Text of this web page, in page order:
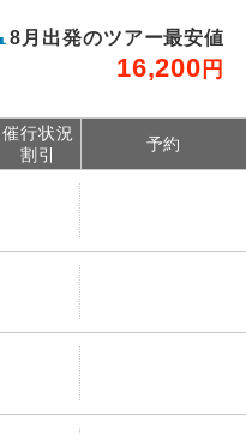
8 月出発のツアー最安値
16,200 円
催行状況
割引
予約